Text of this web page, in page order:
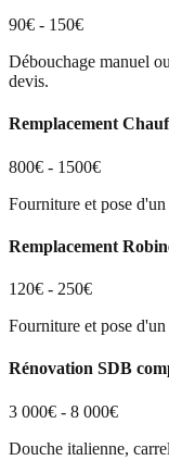
90€ - 150€
Débouchage manuel
devis.
Remplacement
800€ - 1500€
Fourniture et pose
Remplacement
120€ - 250€
Fourniture et pose
Rénovation SDB
3 000€ - 8 000€
Douche italienne,